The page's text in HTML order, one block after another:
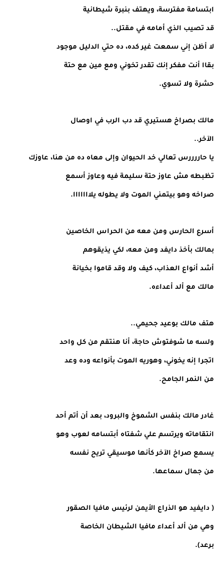
ابتسامة مفترسة، ويهتف بنبرة شيطانية
قد تصيب الذي أمامه في مقتل..
لا أظن إني سمعت غير كده، ده حتي الدليل موجود
بقاا أنت مفكر إنك تقدر تخوني ومع مين مع حتة
حشرة ولا تسوي.
مالك بصراخ هستيري قد دب الرب في اوصال
الآخر..
يا حاررررس تعالي خد الحيوان وإلى معاه ده من هنا، عاوزك
تظبطه مش عاوز حتة سليمة فيه وعاوز أسمع
صراخه وهو بيتمني الموت ولا يطوله يلااااااا.
أسرع الحارس ومن معه من الحراس الخاصين
بمالك بأخذ دايفد ومن معه، لكي يذيقوهم
أشد أنواع العذاب، كيف ولا وقد قاموا بخيانة
مالك مع ألد أعداءه.
هتف مالك بوعيد جحيمي..
ولسه ما شوفتوش حاجة، أنا هنتقم من كل واحد
اتجرا إنه يخوني، وهوريه الموت بأنواعه وده وعد
من النمر الجامح.
غادر مالك بنفس الشموخ والبرود، بعد أن أتم أحد
انتقاماته ويرتسم علي شفتاه أبتسامه لعوب وهو
يسمع صراخ الآخر كأنها موسيقي تريح نفسه
من جمال سماعها.
( دايفيد هو الذراع الأيمن لرئيس مافيا الصقور
وهي من ألد أعداء مافيا الشيطان الخاصة
برعد).